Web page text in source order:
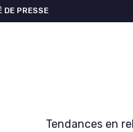
DE PRESSE
Tendances en